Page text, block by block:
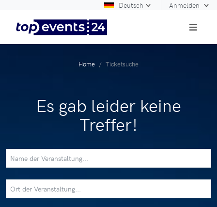
Deutsch Anmelden
Home Ticketsuche
Es gab leider keine
Treffer!